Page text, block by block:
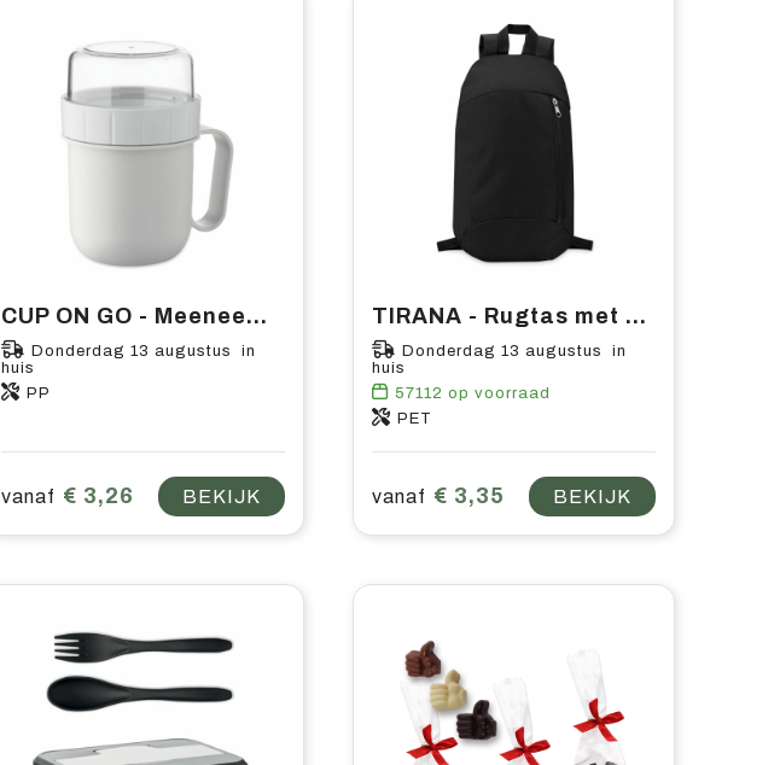
CUP ON GO - Meeneembeker in PP 450ml
Donderdag 13 augustus in
huis
PP
vanaf € 3,26 BEKIJK
TIRANA - Rugtas met voorvak
Donderdag 13 augustus in
huis
57112 op voorraad
PET
vanaf € 3,35 BEKIJK